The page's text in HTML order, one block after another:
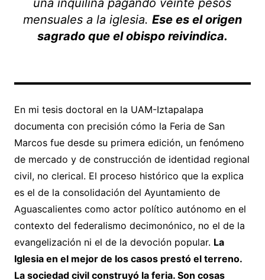
una inquilina pagando veinte pesos
mensuales a la iglesia. Ese es el origen
sagrado que el obispo reivindica.
En mi tesis doctoral en la UAM-Iztapalapa
documenta con precisión cómo la Feria de San
Marcos fue desde su primera edición, un fenómeno
de mercado y de construcción de identidad regional
civil, no clerical. El proceso histórico que la explica
es el de la consolidación del Ayuntamiento de
Aguascalientes como actor político autónomo en el
contexto del federalismo decimonónico, no el de la
evangelización ni el de la devoción popular. La
Iglesia en el mejor de los casos prestó el terreno.
La sociedad civil construyó la feria. Son cosas